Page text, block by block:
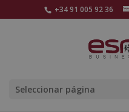
+34 91 005 92 36
Seleccionar página